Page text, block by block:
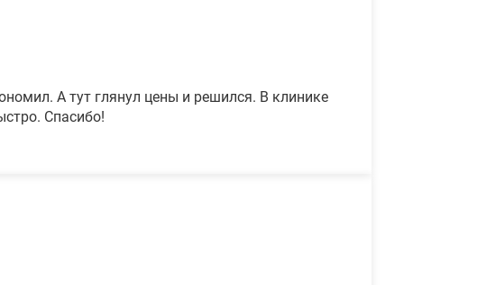
А тут глянул цены и решился. В клинике
Спасибо!